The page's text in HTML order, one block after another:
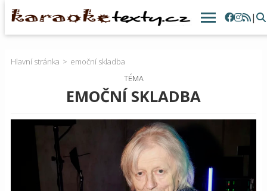
|
Hlavní stránka
emoční skladba
TÉMA
EMOČNÍ SKLADBA